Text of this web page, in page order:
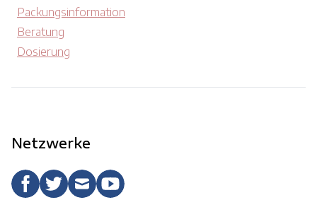
Packungsinformation
Beratung
Dosierung
Netzwerke